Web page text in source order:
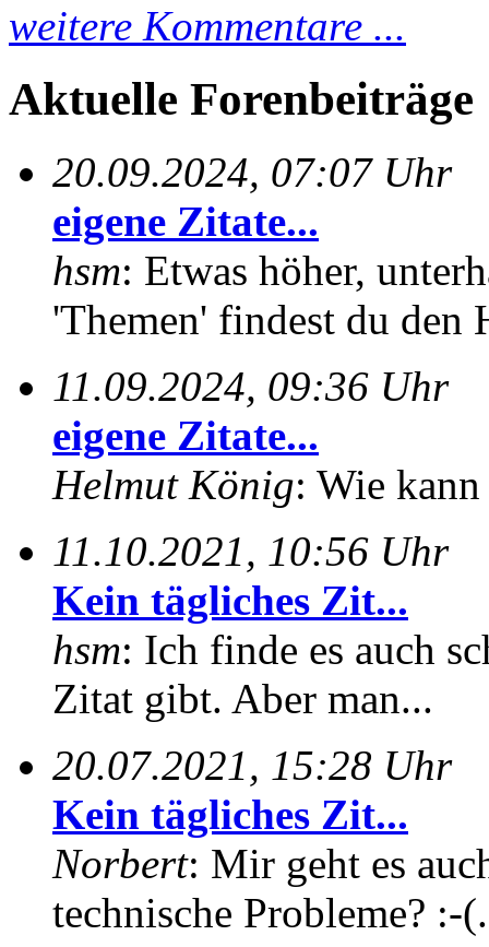
weitere Kommentare ...
Aktuelle Forenbeiträge
20.09.2024, 07:07 Uhr
eigene Zitate...
hsm: Etwas höher,
'Themen' findest du den
11.09.2024, 09:36 Uhr
eigene Zitate...
Helmut König: Wie
11.10.2021, 10:56 Uhr
Kein tägliches Zit...
hsm: Ich finde es auch
Zitat gibt. Aber man...
20.07.2021, 15:28 Uhr
Kein tägliches Zit...
Norbert: Mir geht es
technische Probleme? :-